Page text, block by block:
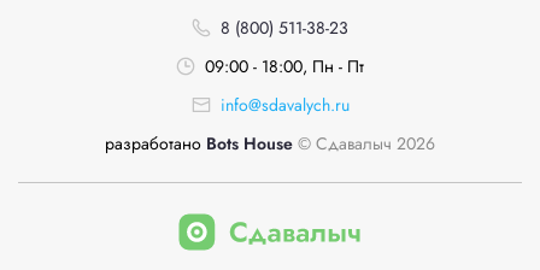
8 (800) 511-38-23
09:00 - 18:00, Пн - Пт
info@sdavalych.ru
разработано Bots House © Сдавалыч 2026